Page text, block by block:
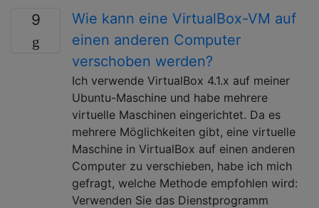
9
Wie kann eine VirtualBox-VM auf
einen anderen Computer
verschoben werden?
Ich verwende VirtualBox 4.1.x auf meiner
Ubuntu-Maschine und habe mehrere
virtuelle Maschinen eingerichtet. Da es
mehrere Möglichkeiten gibt, eine virtuelle
Maschine in VirtualBox auf einen anderen
Computer zu verschieben, habe ich mich
gefragt, welche Methode empfohlen wird:
Verwenden Sie das Dienstprogramm